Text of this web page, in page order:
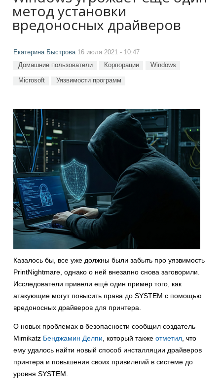
метод установки
вредоносных драйверов
Екатерина Быстрова16 июля 2021 - 10:47
Домашние пользователи Корпорации Windows
Microsoft Уязвимости программ
Казалось бы, все уже должны были забыть про уязвимость
PrintNightmare, однако о ней внезапно снова заговорили.
Исследователи привели ещё один пример того, как
атакующие могут повысить права до SYSTEM с помощью
вредоносных драйверов для принтера.
О новых проблемах в безопасности сообщил создатель
Mimikatz Бенджамин Делпи, который также отметил, что
ему удалось найти новый способ инсталляции драйверов
принтера и повышения своих привилегий в системе до
уровня SYSTEM.